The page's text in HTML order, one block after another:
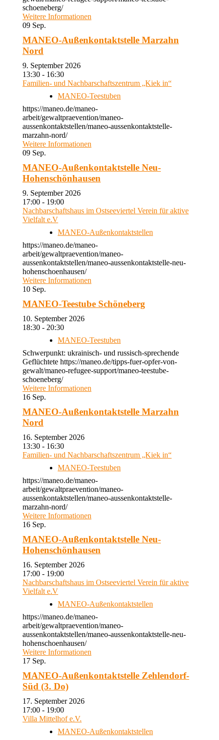
schoeneberg/
Weitere Informationen
09 Sep.
MANEO-Außenkontaktstelle Marzahn
Nord
9. September 2026
13:30 - 16:30
Familien- und Nachbarschaftszentrum „Kiek in“
MANEO-Teestuben
https://maneo.de/maneo-
arbeit/gewaltpraevention/maneo-
aussenkontaktstellen/maneo-aussenkontaktstelle-
marzahn-nord/
Weitere Informationen
09 Sep.
MANEO-Außenkontaktstelle Neu-
Hohenschönhausen
9. September 2026
17:00 - 19:00
Nachbarschaftshaus im Ostseeviertel Verein für aktive
Vielfalt e.V
MANEO-Außenkontaktstellen
https://maneo.de/maneo-
arbeit/gewaltpraevention/maneo-
aussenkontaktstellen/maneo-aussenkontaktstelle-neu-
hohenschoenhausen/
Weitere Informationen
10 Sep.
MANEO-Teestube Schöneberg
10. September 2026
18:30 - 20:30
MANEO-Teestuben
Schwerpunkt: ukrainisch- und russisch-sprechende
Geflüchtete https://maneo.de/tipps-fuer-opfer-von-
gewalt/maneo-refugee-support/maneo-teestube-
schoeneberg/
Weitere Informationen
16 Sep.
MANEO-Außenkontaktstelle Marzahn
Nord
16. September 2026
13:30 - 16:30
Familien- und Nachbarschaftszentrum „Kiek in“
MANEO-Teestuben
https://maneo.de/maneo-
arbeit/gewaltpraevention/maneo-
aussenkontaktstellen/maneo-aussenkontaktstelle-
marzahn-nord/
Weitere Informationen
16 Sep.
MANEO-Außenkontaktstelle Neu-
Hohenschönhausen
16. September 2026
17:00 - 19:00
Nachbarschaftshaus im Ostseeviertel Verein für aktive
Vielfalt e.V
MANEO-Außenkontaktstellen
https://maneo.de/maneo-
arbeit/gewaltpraevention/maneo-
aussenkontaktstellen/maneo-aussenkontaktstelle-neu-
hohenschoenhausen/
Weitere Informationen
17 Sep.
MANEO-Außenkontaktstelle Zehlendorf-
Süd (3. Do)
17. September 2026
17:00 - 19:00
Villa Mittelhof e.V.
MANEO-Außenkontaktstellen